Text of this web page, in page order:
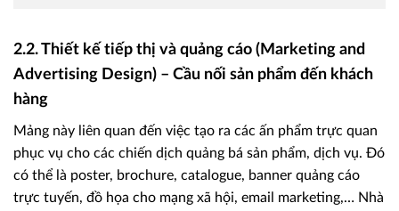
2.2. Thiết kế tiếp thị và quảng cáo (Marketing and
Advertising Design) – Cầu nối sản phẩm đến khách
hàng
Mảng này liên quan đến việc tạo ra các ấn phẩm trực quan
phục vụ cho các chiến dịch quảng bá sản phẩm, dịch vụ. Đó
có thể là poster, brochure, catalogue, banner quảng cáo
trực tuyến, đồ họa cho mạng xã hội, email marketing,… Nhà